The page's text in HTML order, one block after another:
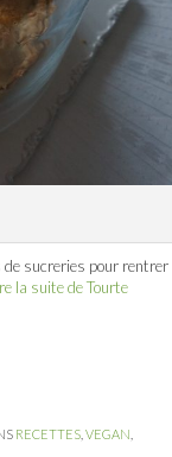
sucreries pour rentrer
la suite de Tourte
RECETTES VEGAN